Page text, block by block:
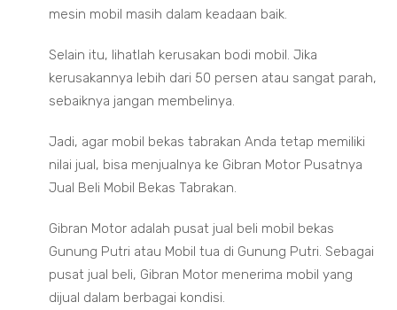
mesin mobil masih dalam keadaan baik.
Selain itu, lihatlah kerusakan bodi mobil. Jika
kerusakannya lebih dari 50 persen atau sangat parah,
sebaiknya jangan membelinya.
Jadi, agar mobil bekas tabrakan Anda tetap memiliki
nilai jual, bisa menjualnya ke Gibran Motor Pusatnya
Jual Beli Mobil Bekas Tabrakan.
Gibran Motor adalah pusat jual beli mobil bekas
Gunung Putri atau Mobil tua di Gunung Putri. Sebagai
pusat jual beli, Gibran Motor menerima mobil yang
dijual dalam berbagai kondisi.